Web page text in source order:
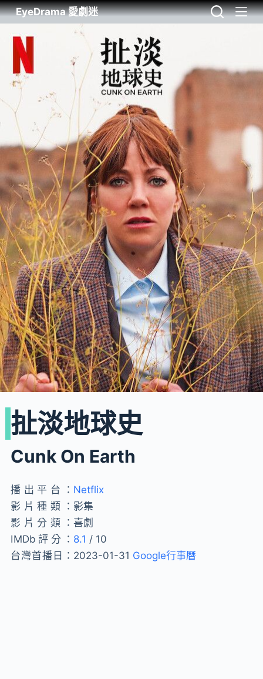
EyeDrama 愛劇迷
扯淡地球史
Cunk On Earth
播出平台： Netflix
影片種類： 影集
影片分類：喜劇
IMDb評分： 8.1 / 10
台灣首播日： 2023-01-31 Google行事曆